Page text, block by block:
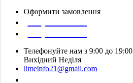
Оформити замовлення
Телефонуйте нам з 9:00 до 19:00
Вихідний Неділя
limeinfo21@gmail.com